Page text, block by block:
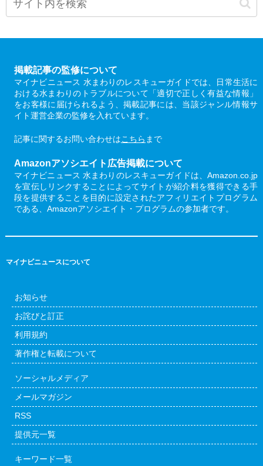
掲載記事の監修について
マイナビニュース 水まわりのレスキューガイドでは、日常生活に
おける水まわりのトラブルについて「適切で正しく有益な情報」
をお客様に届けられるよう、掲載記事には、当該ジャンル情報サ
イト運営企業の監修を入れています。
記事に関するお問い合わせはこちら まで
Amazonアソシエイト広告掲載について
マイナビニュース 水まわりのレスキューガイドは、Amazon.co.jp
を宣伝しリンクすることによってサイトが紹介料を獲得できる手
段を提供することを目的に設定されたアフィリエイトプログラム
である、Amazonアソシエイト・プログラムの参加者です。
マイナビニュースについて
お知らせ
お詫びと訂正
利用規約
著作権と転載について
ソーシャルメディア
メールマガジン
RSS
提供元一覧
キーワード一覧